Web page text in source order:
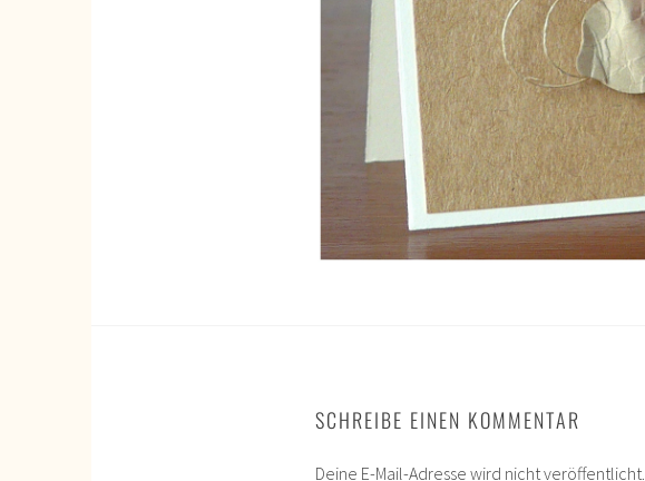
SCHREIBE EINEN KOMMENTAR
Deine E-Mail-Adresse wird nicht veröffentlicht.